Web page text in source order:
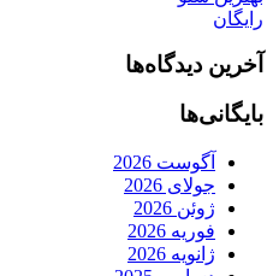
رایگان
آخرین دیدگاه‌ها
بایگانی‌ها
آگوست 2026
جولای 2026
ژوئن 2026
فوریه 2026
ژانویه 2026